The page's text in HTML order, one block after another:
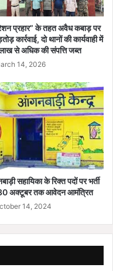
प्रहार” के तहत अवैध कबाड़ पर
कार्रवाई, दो थानों की कार्यवाही में
से अधिक की संपत्ति जब्त
14, 2026
सहायिका के रिक्त पदों पर भर्ती
अक्टूबर तक आवेदन आमंत्रित
14, 2024